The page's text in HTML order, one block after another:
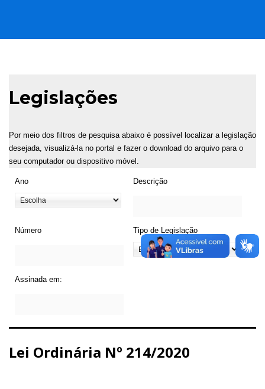
Legislações
Por meio dos filtros de pesquisa abaixo é possível localizar a legislação
desejada, visualizá-la no portal e fazer o download do arquivo para o
seu computador ou dispositivo móvel.
Ano Descrição
Número Tipo de Legislação
Assinada em:
Lei Ordinária Nº 214/2020